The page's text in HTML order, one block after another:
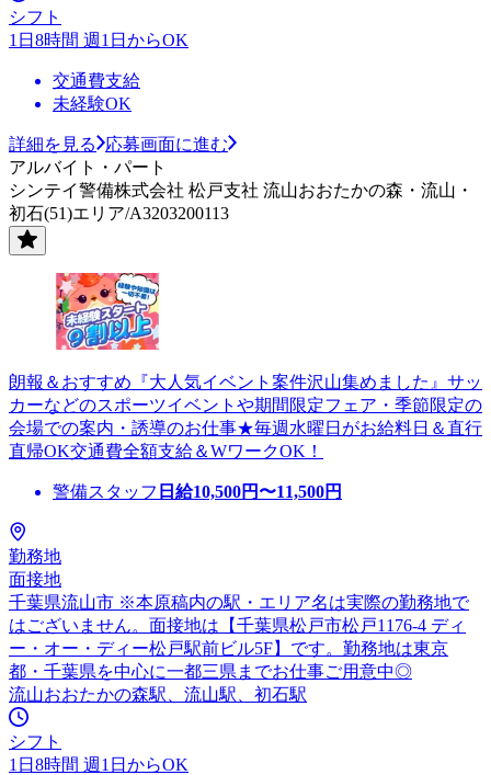
シフト
1日8時間 週1日からOK
交通費支給
未経験OK
詳細を見る
応募画面に進む
アルバイト・パート
シンテイ警備株式会社 松戸支社 流山おおたかの森・流山・
初石(51)エリア/A3203200113
朗報＆おすすめ『大人気イベント案件沢山集めました』サッ
カーなどのスポーツイベントや期間限定フェア・季節限定の
会場での案内・誘導のお仕事★毎週水曜日がお給料日＆直行
直帰OK交通費全額支給＆WワークOK！
警備スタッフ 日給10,500円〜11,500円
勤務地
面接地
千葉県流山市 ※本原稿内の駅・エリア名は実際の勤務地で
はございません。面接地は【千葉県松戸市松戸1176-4 ディ
ー・オー・ディー松戸駅前ビル5F】です。勤務地は東京
都・千葉県を中心に一都三県までお仕事ご用意中◎
流山おおたかの森駅、流山駅、初石駅
シフト
1日8時間 週1日からOK